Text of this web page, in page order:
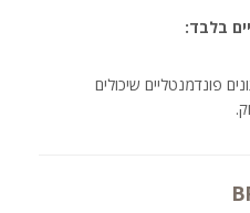
בלבד:
פונדמנטליים שיכולים